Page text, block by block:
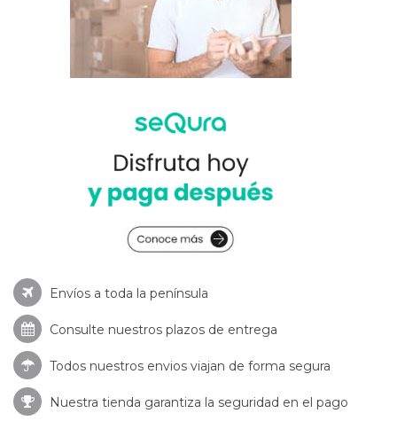
Envíos a toda la península
Consulte nuestros plazos de entrega
Todos nuestros envios viajan de forma segura
Nuestra tienda garantiza la seguridad en el pago